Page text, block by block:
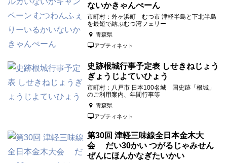
ないかきゃんぺーん
市町村：外ヶ浜町 むつ市 津軽半島と下北半島
を最短で結ぶむつ湾フェリー
青森県
アプティネット
史跡根城行事予定表 しせきねじょう
ぎょうじよていひょう
市町村：八戸市 日本100名城 国史跡「根城」
のご利用案内、年間行事等
青森県
アプティネット
第30回 津軽三味線全日本金木大
会 だい30かい つがるじゃみせん
ぜんにほんかなぎたいかい